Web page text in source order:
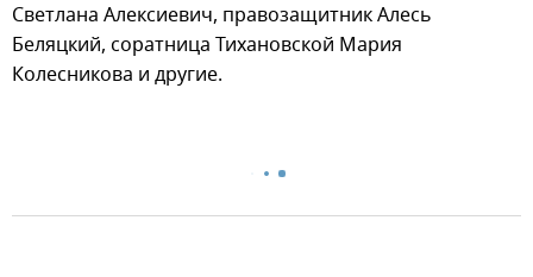
Светлана Алексиевич, правозащитник Алесь
Беляцкий, соратница Тихановской Мария
Колесникова и другие.